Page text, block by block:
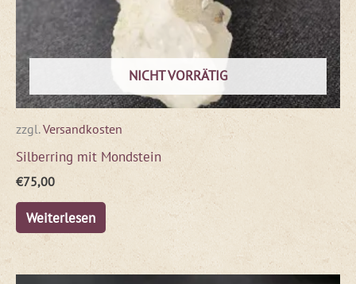
NICHT VORRÄTIG
zzgl.Versandkosten
Silberring mit Mondstein
€75,00
Weiterlesen